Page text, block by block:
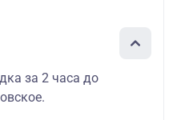
за 2 часа до